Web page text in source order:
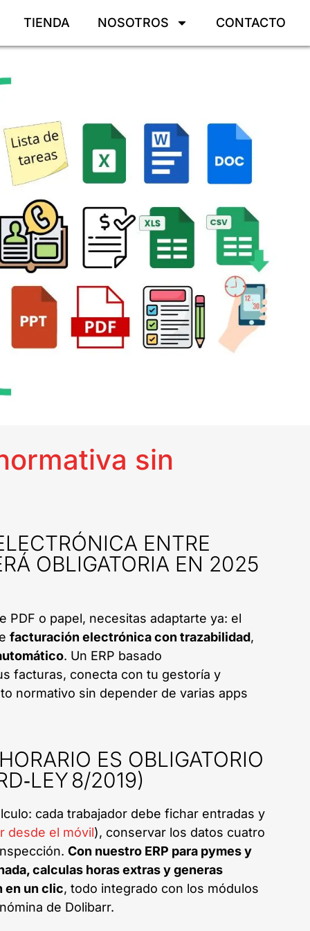
TIENDA NOSOTROS CONTACTO
sin
ENTRE
OBLIGATORIA EN 2025
PDF o papel, necesitas adaptarte ya: el
facturación electrónica con trazabilidad,
. Un ERP basado
facturas, conecta con tu gestoría y
normativo sin depender de varias apps
ES OBLIGATORIO
8/2019)
cada trabajador debe fichar entradas y
desde el móvil), conservar los datos cuatro
Con nuestro ERP para pymes y
calculas horas extras y generas
en un clic, todo integrado con los módulos
de Dolibarr.